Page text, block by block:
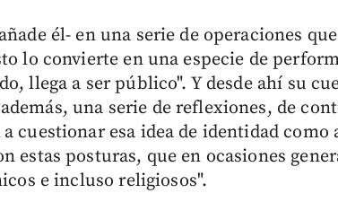
él- en una serie de operaciones
lo convierte en una especie de
llega a ser público". Y desde ahí su
una serie de reflexiones, de
cuestionar esa idea de identidad
estas posturas, que en ocasiones
e incluso religiosos".